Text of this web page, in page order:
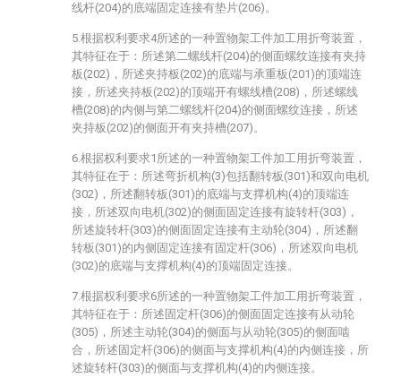
线杆(204)的底端固定连接有垫片(206)。
5.根据权利要求4所述的一种置物架工件加工用折弯装置，
其特征在于：所述第二螺线杆(204)的侧面螺纹连接有夹持
板(202)，所述夹持板(202)的底端与承重板(201)的顶端连
接，所述夹持板(202)的顶端开有螺线槽(208)，所述螺线
槽(208)的内侧与第二螺线杆(204)的侧面螺纹连接，所述
夹持板(202)的侧面开有夹持槽(207)。
6.根据权利要求1所述的一种置物架工件加工用折弯装置，
其特征在于：所述弯折机构(3)包括翻转板(301)和双向电机
(302)，所述翻转板(301)的底端与支撑机构(4)的顶端连
接，所述双向电机(302)的侧面固定连接有旋转杆(303)，
所述旋转杆(303)的侧面固定连接有主动轮(304)，所述翻
转板(301)的内侧固定连接有固定杆(306)，所述双向电机
(302)的底端与支撑机构(4)的顶端固定连接。
7.根据权利要求6所述的一种置物架工件加工用折弯装置，
其特征在于：所述固定杆(306)的侧面固定连接有从动轮
(305)，所述主动轮(304)的侧面与从动轮(305)的侧面啮
合，所述固定杆(306)的侧面与支撑机构(4)的内侧连接，所
述旋转杆(303)的侧面与支撑机构(4)的内侧连接。